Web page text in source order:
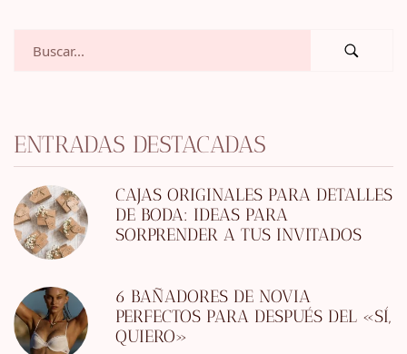
ENTRADAS DESTACADAS
CAJAS ORIGINALES PARA DETALLES
DE BODA: IDEAS PARA
SORPRENDER A TUS INVITADOS
6 BAÑADORES DE NOVIA
PERFECTOS PARA DESPUÉS DEL «SÍ,
QUIERO»